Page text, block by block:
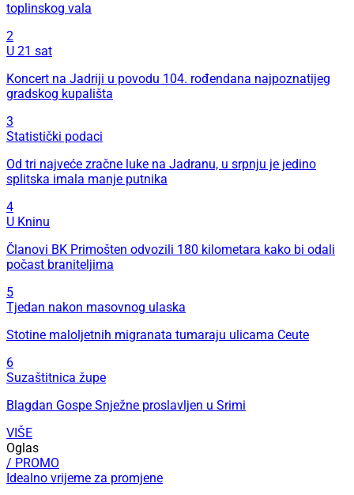
toplinskog vala
2
U 21 sat
Koncert na Jadriji u povodu 104. rođendana najpoznatijeg
gradskog kupališta
3
Statistički podaci
Od tri najveće zračne luke na Jadranu, u srpnju je jedino
splitska imala manje putnika
4
U Kninu
Članovi BK Primošten odvozili 180 kilometara kako bi odali
počast braniteljima
5
Tjedan nakon masovnog ulaska
Stotine maloljetnih migranata tumaraju ulicama Ceute
6
Suzaštitnica župe
Blagdan Gospe Snježne proslavljen u Srimi
VIŠE
Oglas
/ PROMO
Idealno vrijeme za promjene